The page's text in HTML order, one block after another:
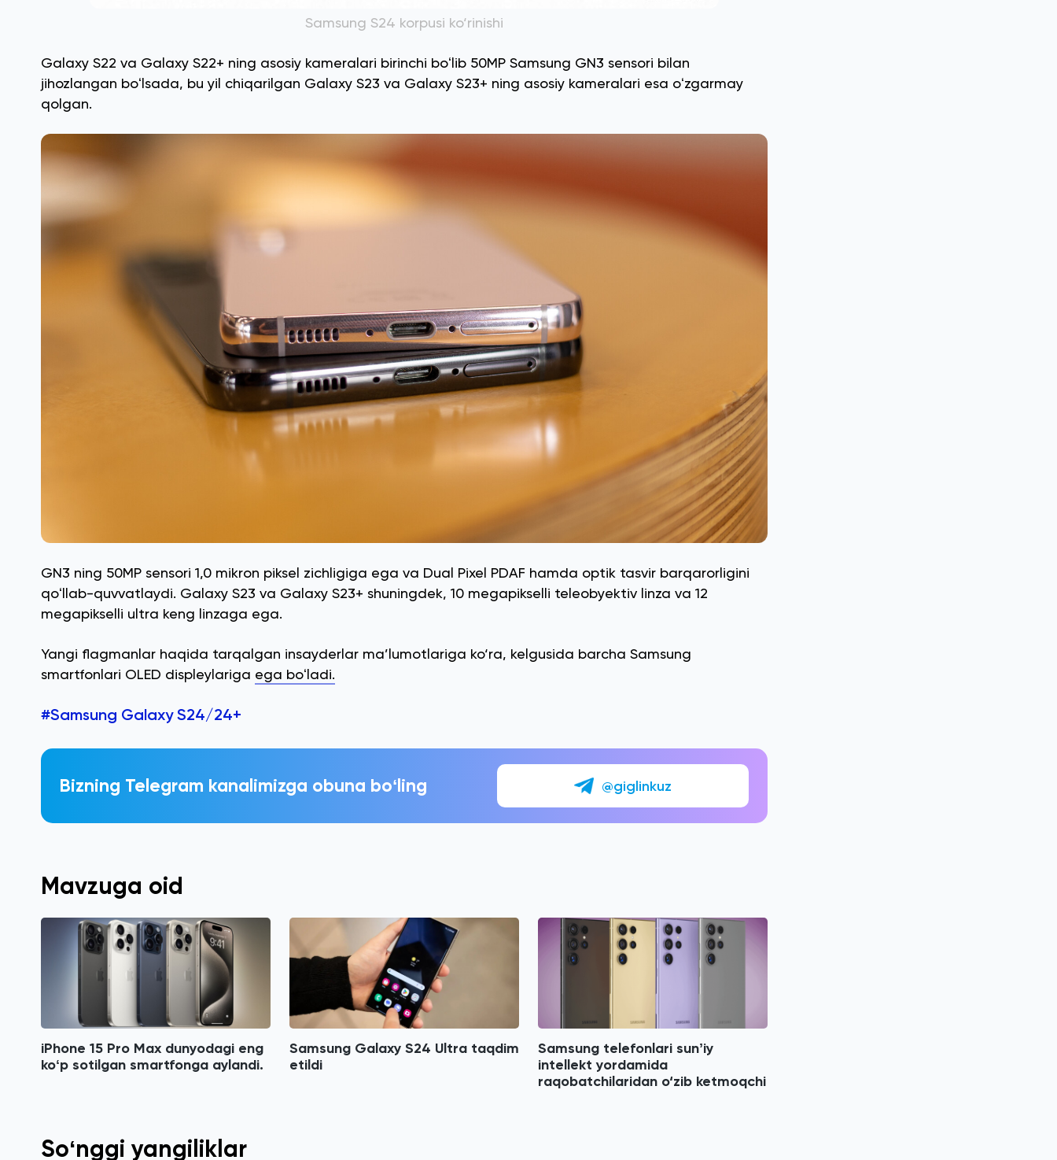
Samsung S24 korpusi ko‘rinishi
Galaxy S22 va Galaxy S22+ ning asosiy kameralari birinchi boʻlib 50MP Samsung GN3 sensori bilan
jihozlangan boʻlsada, bu yil chiqarilgan Galaxy S23 va Galaxy S23+ ning asosiy kameralari esa oʻzgarmay
qolgan.
GN3 ning 50MP sensori 1,0 mikron piksel zichligiga ega va Dual Pixel PDAF hamda optik tasvir barqarorligini
qoʻllab-quvvatlaydi. Galaxy S23 va Galaxy S23+ shuningdek, 10 megapikselli teleobyektiv linza va 12
megapikselli ultra keng linzaga ega.
Yangi flagmanlar haqida tarqalgan insayderlar ma’lumotlariga ko‘ra, kelgusida barcha Samsung
smartfonlari OLED displeylariga ega boʻladi.
#Samsung Galaxy S24/24+
Bizning Telegram kanalimizga obuna boʻling @giglinkuz
Mavzuga oid
iPhone 15 Pro Max dunyodagi eng
koʻp sotilgan smartfonga aylandi.
Samsung Galaxy S24 Ultra taqdim
etildi
Samsung telefonlari sunʼiy
intellekt yordamida
raqobatchilaridan o‘zib ketmoqchi
Soʻnggi yangiliklar